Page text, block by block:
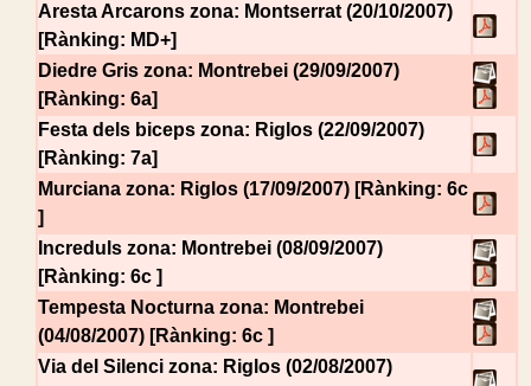
Aresta Arcarons zona: Montserrat (20/10/2007)
[Rànking: MD+]
Diedre Gris zona: Montrebei (29/09/2007)
[Rànking: 6a]
Festa dels biceps zona: Riglos (22/09/2007)
[Rànking: 7a]
Murciana zona: Riglos (17/09/2007) [Rànking: 6c
]
Increduls zona: Montrebei (08/09/2007)
[Rànking: 6c ]
Tempesta Nocturna zona: Montrebei
(04/08/2007) [Rànking: 6c ]
Via del Silenci zona: Riglos (02/08/2007)